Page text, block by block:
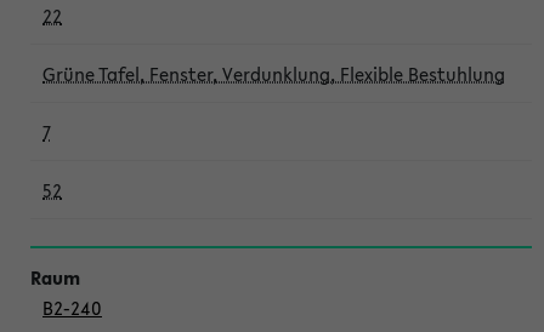
22
Grüne Tafel, Fenster, Verdunklung, Flexible Bestuhlung
7
52
B2-240